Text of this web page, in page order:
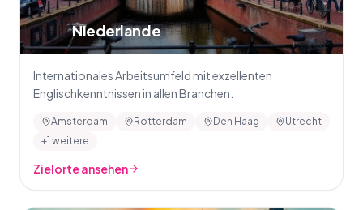
🇳🇱Niederlande
Internationales Arbeitsumfeld mit exzellenten
Englischkenntnissen in allen Branchen.
Amsterdam Rotterdam Den Haag
Utrecht
+1 weitere
Zielorte ansehen